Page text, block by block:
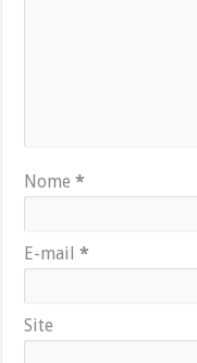
Nome*
E-mail*
Site